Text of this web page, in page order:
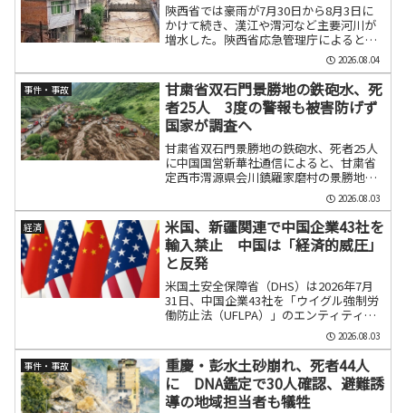
陝西省では豪雨が7月30日から8月3日に
かけて続き、漢江や渭河など主要河川が
増水した。陝西省応急管理庁によると、
期間中に3万6612世帯、8万7987人が危険
回避のため避難した。このうち8月2日6時
から3日6時までの24時間では、新たに
81...
2026.08.04
事件・事故
甘粛省双石門景勝地の鉄砲水、死
者25人 3度の警報も被害防げず
国家が調査へ
甘粛省双石門景勝地の鉄砲水、死者25人
に中国国営新華社通信によると、甘粛省
定西市渭源県会川鎮羅家磨村の景勝地
「双石門」で2026年7月26日午後、短時
間の集中豪雨による鉄砲水が発生し、
2026年8月2日時点で25人が死亡、23人が
負傷した。...
2026.08.03
経済
米国、新疆関連で中国企業43社を
輸入禁止 中国は「経済的威圧」
と反発
米国土安全保障省（DHS）は2026年7月
31日、中国企業43社を「ウイグル強制労
働防止法（UFLPA）」のエンティティ
ー・リストに追加すると発表した。8月3
日から対象企業の製品は原則として米国
への輸入が禁止される。追加件数は2021
年の同...
2026.08.03
事件・事故
重慶・彭水土砂崩れ、死者44人
に DNA鑑定で30人確認、避難誘
導の地域担当者も犠牲